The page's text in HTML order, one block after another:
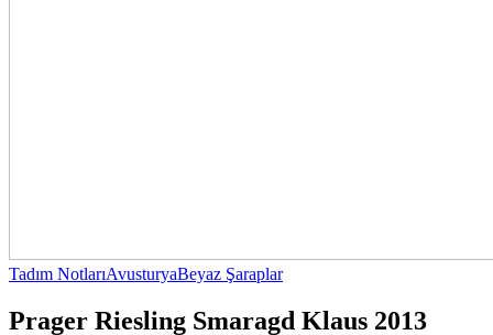
Tadım NotlarıAvusturyaBeyaz Şaraplar
Prager Riesling Smaragd Klaus 2013